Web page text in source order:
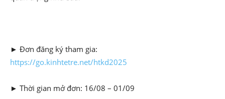
► Đơn đăng ký tham gia:
https://go.kinhtetre.net/htkd2025
► Thời gian mở đơn: 16/08 – 01/09